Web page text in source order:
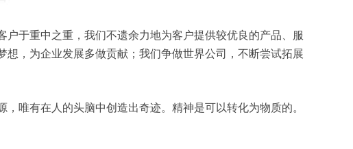
于重中之重，我们不遗余力地为客户提供较优良的产品、服
，为企业发展多做贡献；我们争做世界公司，不断尝试拓展
唯有在人的头脑中创造出奇迹。精神是可以转化为物质的。